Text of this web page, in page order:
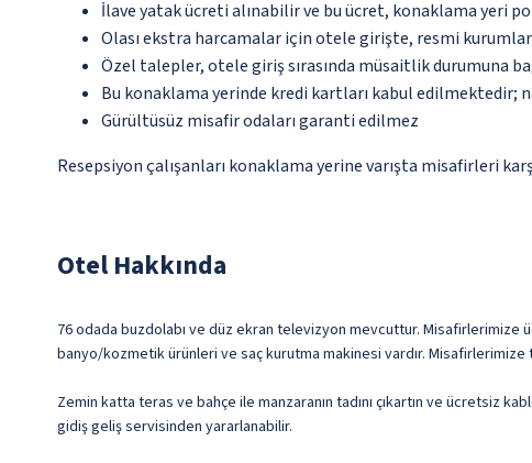
İlave yatak ücreti alınabilir ve bu ücret, konaklama yeri
Olası ekstra harcamalar için otele girişte, resmi
Özel talepler, otele giriş sırasında müsaitlik durumuna
Bu konaklama yerinde kredi kartları kabul edilmektedir;
Gürültüsüz misafir odaları garanti edilmez
Resepsiyon çalışanları konaklama yerine varışta misafirleri
Otel Hakkında
76 odada buzdolabı ve düz ekran televizyon mevcuttur. Misafirlerimize
banyo/kozmetik ürünleri ve saç kurutma makinesi vardır.
Zemin katta teras ve bahçe ile manzaranın tadını çıkartın ve ücretsiz
gidiş geliş servisinden yararlanabilir.